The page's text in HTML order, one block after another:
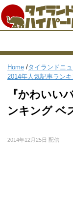
Home /タイランドニ
2014年人気記事ラン
『かわいい
ンキング ベ
2014年12月25日 配信